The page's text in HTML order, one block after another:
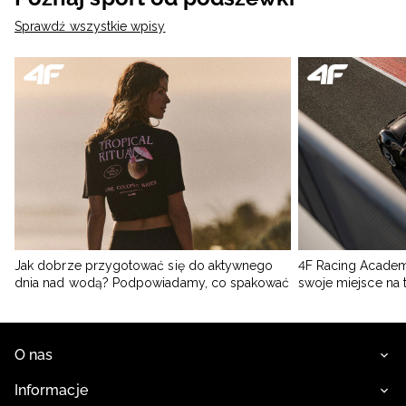
Sprawdź wszystkie wpisy
Jak dobrze przygotować się do aktywnego
dnia nad wodą? Podpowiadamy, co spakować
4F Racing
swoje miejsce na
O nas
Informacje